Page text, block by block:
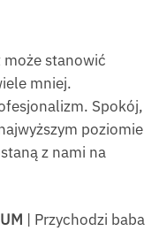
stanowić
mniej.
Spokój,
poziomie
z nami na
| Przychodzi baba